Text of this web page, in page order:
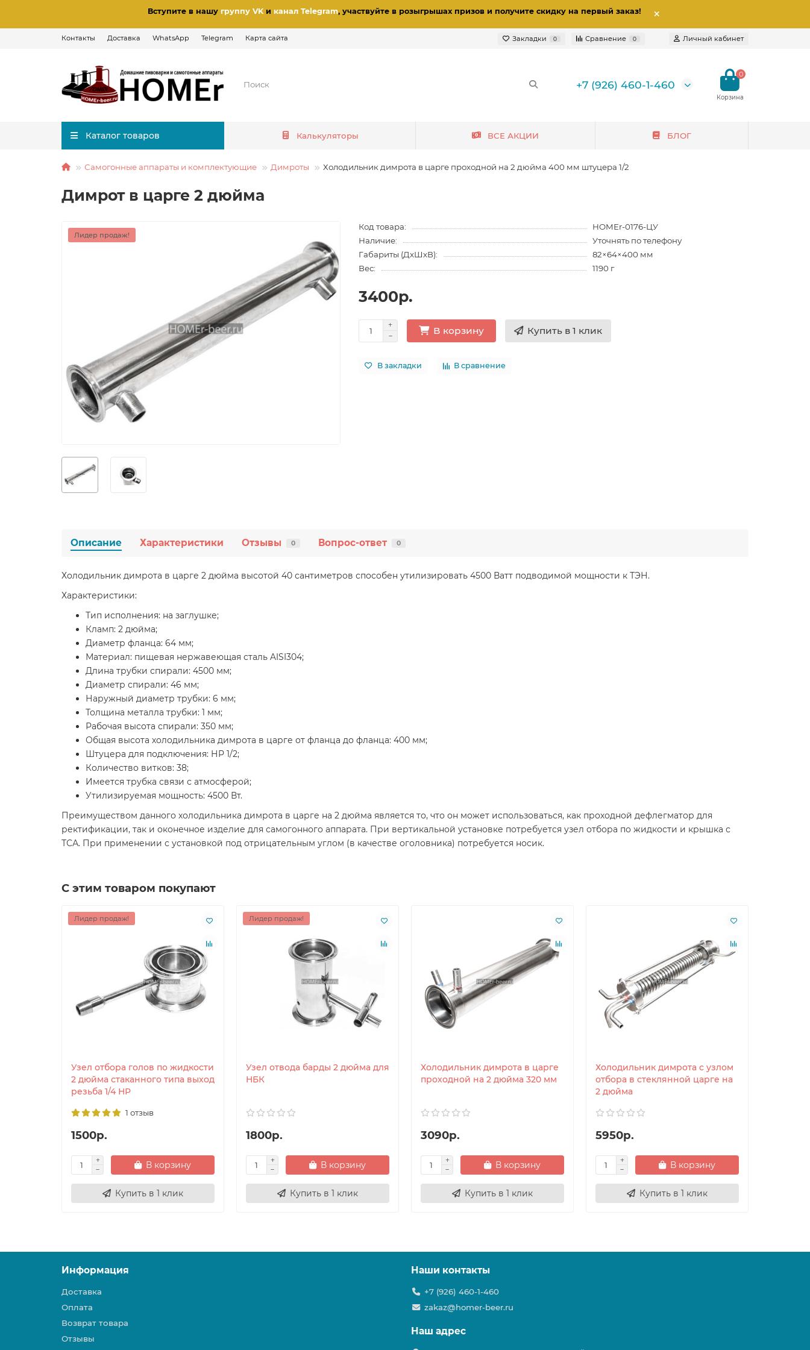
Вступите в нашу группу VKи канал Telegram, участвуйте в розыгрышах призов и получите скидку на первый заказ!
Контакты Доставка WhatsApp Telegram Карта сайта Закладки 0 Сравнение 0 Личный кабинет
+7 (926) 460-1-460
0
Каталог товаров Калькуляторы ВСЕ АКЦИИ БЛОГ
Самогонные аппараты и комплектующие Димроты Холодильник димрота в царге проходной на 2 дюйма 400 мм штуцера 1/2
Димрот в царге 2 дюйма
Лидер продаж!
Код товара:
HOMEr-0176-ЦУ
Наличие:
Уточнять по телефону
Габариты (ДхШхВ):
82×64×400 мм
Вес:
1190 г
3400р.
В корзину Купить в 1 клик
В закладки В сравнение
Описание Характеристики Отзывы 0 Вопрос-ответ 0
Холодильник димрота в царге 2 дюйма высотой 40 сантиметров способен утилизировать 4500 Ватт подводимой мощности к ТЭН.
Характеристики:
Тип исполнения: на заглушке;
Кламп: 2 дюйма;
Диаметр фланца: 64 мм;
Материал: пищевая нержавеющая сталь AISI304;
Длина трубки спирали: 4500 мм;
Диаметр спирали: 46 мм;
Наружный диаметр трубки: 6 мм;
Толщина металла трубки: 1 мм;
Рабочая высота спирали: 350 мм;
Общая высота холодильника димрота в царге от фланца до фланца: 400 мм;
Штуцера для подключения: НР 1/2;
Количество витков: 38;
Имеется трубка связи с атмосферой;
Утилизируемая мощность: 4500 Вт.
Преимуществом данного холодильника димрота в царге на 2 дюйма является то, что он может использоваться, как проходной дефлегматор для
ректификации, так и оконечное изделие для самогонного аппарата. При вертикальной установке потребуется узел отбора по жидкости и крышка с
ТСА. При применении с установкой под отрицательным углом (в качестве оголовника) потребуется носик.
С этим товаром покупают
Лидер продаж!
Узел отбора голов по жидкости
2 дюйма стаканного типа выход
резьба 1/4 НР
1 отзыв
1500р.
В корзину
Купить в 1 клик
Лидер продаж!
Узел отвода барды 2 дюйма для
НБК
1800р.
В корзину
Купить в 1 клик
Холодильник димрота в царге
проходной на 2 дюйма 320 мм
3090р.
В корзину
Купить в 1 клик
Холодильник димрота с узлом
отбора в стеклянной царге на
2 дюйма
5950р.
В корзину
Купить в 1 клик
Информация
Доставка
Оплата
Возврат товара
Отзывы
Наши контакты
+7 (926) 460-1-460
zakaz@homer-beer.ru
Наш адрес